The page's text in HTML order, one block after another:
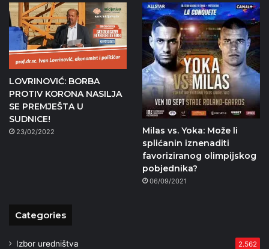
LOVRINOVIĆ: BORBA
PROTIV KORONA NASILJA
SE PREMJEŠTA U
SUDNICE!
23/02/2022
Milas vs. Yoka: Može li
splićanin iznenaditi
favoriziranog olimpijskog
pobjednika?
06/09/2021
Categories
Izbor uredništva 2.562